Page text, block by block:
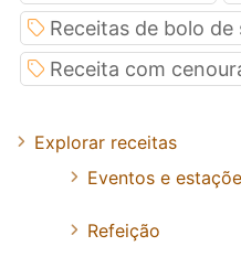
Receitas de bolo de
Receita com
Explorar receitas
Eventos e
Refeição